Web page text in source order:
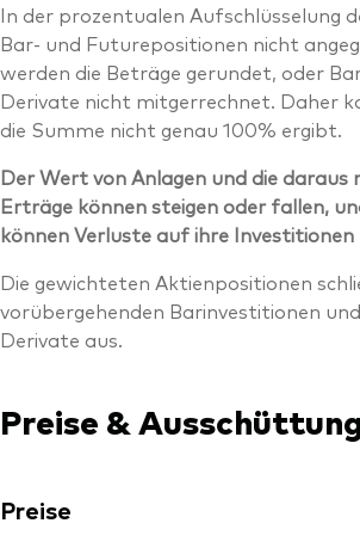
In der prozentualen Aufschlüsselung
Bar- und Futurepositionen nicht
werden die Beträge gerundet, oder
Derivate nicht mitgerrechnet. Daher
die Summe nicht genau 100% ergibt.
Der Wert von Anlagen und die daraus
Erträge können steigen oder fallen,
können Verluste auf ihre Investitionen
Die gewichteten Aktienpositionen
vorübergehenden Barinvestitionen
Derivate aus.
Preise &
Preise